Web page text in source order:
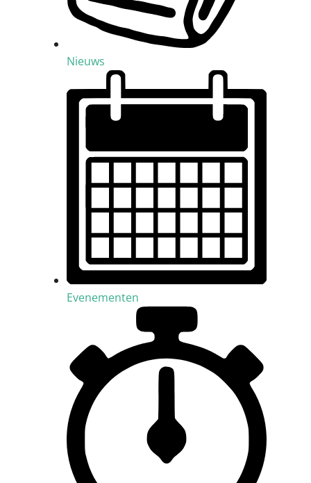
Nieuws
Evenementen